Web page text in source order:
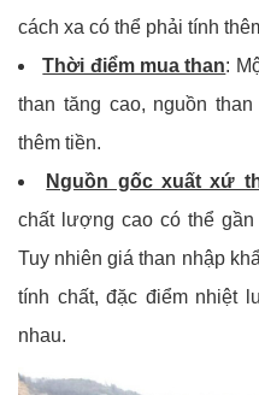
cách xa có thể phải tính
Thời điểm mua than:
than tăng cao, nguồn
thêm tiền.
Nguồn gốc xuất xứ
chất lượng cao có thể
Tuy nhiên giá than nhập
tính chất, đặc điểm nhiệt
nhau.